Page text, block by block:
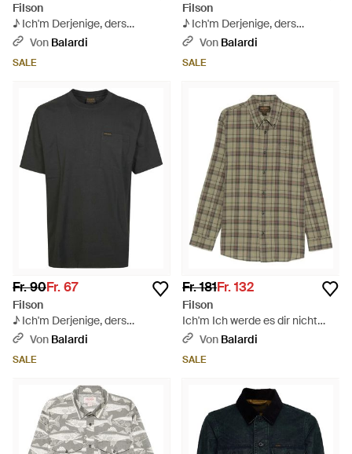
Filson
♪ Ich'm Derjenige, ders
Verstanden ♪ - Rot
Von Balardi
SALE
Filson
♪ Ich'm Derjenige, ders
Verstanden ♪ - Grün
Von Balardi
SALE
Fr. 90Fr. 67
Filson
♪ Ich'm Derjenige, ders
Verstanden ♪ - Schwarz
Von Balardi
SALE
Fr. 181Fr. 132
Filson
Ich'm Ich werde es dir nicht
sagen. - Grün
Von Balardi
SALE